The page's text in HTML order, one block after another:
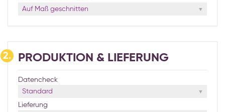
Auf Maß geschnitten
2. PRODUKTION & LIEFERUNG
Datencheck
Standard
Lieferung